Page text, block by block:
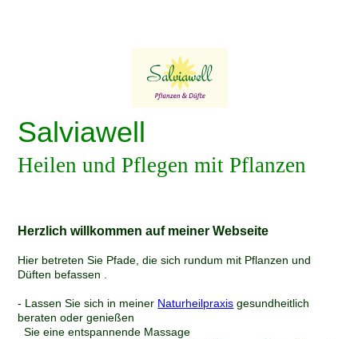
Salviawell
Heilen und Pflegen mit Pflanzen
Herzlich willkommen auf meiner Webseite
Hier betreten Sie Pfade, die sich rundum mit Pflanzen und
Düften befassen .
- Lassen Sie sich in meiner Naturheilpraxis gesundheitlich
beraten oder genießen
Sie eine entspannende Massage